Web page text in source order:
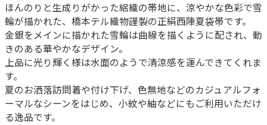
ほんのりと生成りがかった絽織の帯地に、涼やかな色彩で雪
輪が描かれた、橋本テル織物謹製の正絹西陣夏袋帯です。
金銀をメインに描かれた雪輪は曲線を描くように配され、動
きのある華やかなデザイン。
上品に光り輝く様は水面のようで清涼感を運んできてくれま
す。
夏のお洒落訪問着や付け下げ、色無地などのカジュアルフォ
ーマルなシーンをはじめ、小紋や紬などにもご利用いただけ
る逸品です。